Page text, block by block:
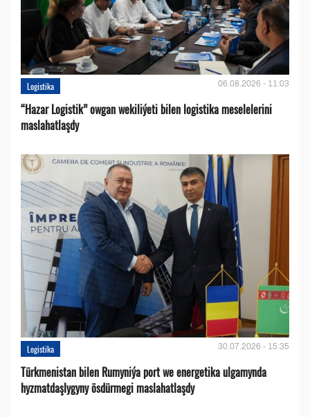
Logistika 06.08.2026 - 11:03
“Hazar Logistik” owgan wekiliýeti bilen logistika meselelerini
maslahatlaşdy
Logistika 30.07.2026 - 15:35
Türkmenistan bilen Rumyniýa port we energetika ulgamynda
hyzmatdaşlygyny ösdürmegi maslahatlaşdy